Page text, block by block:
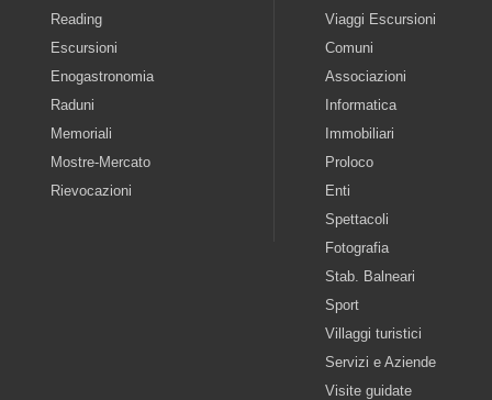
Reading
Escursioni
Enogastronomia
Raduni
Memoriali
Mostre-Mercato
Rievocazioni
Viaggi Escursioni
Comuni
Associazioni
Informatica
Immobiliari
Proloco
Enti
Spettacoli
Fotografia
Stab. Balneari
Sport
Villaggi turistici
Servizi e Aziende
Visite guidate